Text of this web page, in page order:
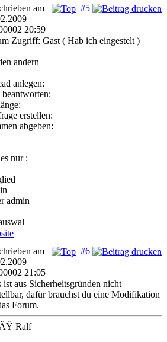
#5
am
20:59
Zugriff: Gast ( Hab ich eingestelt )
andern
anlegen:
beantworten:
erstellen:
abgeben:
nur :
admin
#6
am
21:05
ist aus Sicherheitsgründen nicht
dafür brauchst du eine Modifikation
Forum.
Ralf